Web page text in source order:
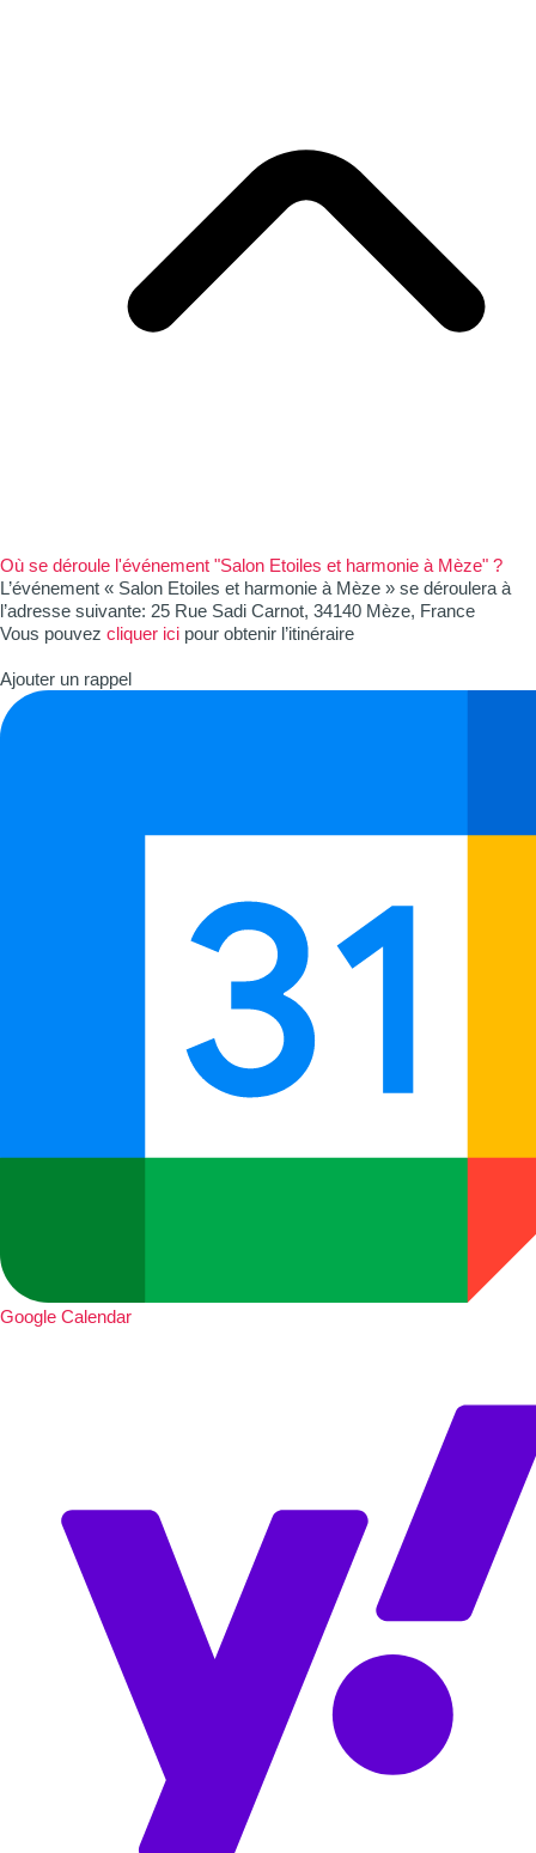
Où se déroule l'événement "Salon Etoiles et harmonie à Mèze" ?
L’événement « Salon Etoiles et harmonie à Mèze » se déroulera à
l’adresse suivante: 25 Rue Sadi Carnot, 34140 Mèze, France
Vous pouvez cliquer ici pour obtenir l’itinéraire
Ajouter un rappel
Google Calendar